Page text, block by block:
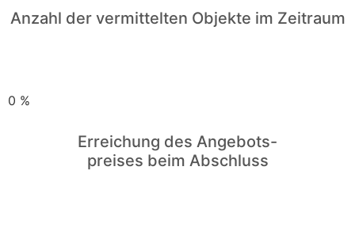
Anzahl der vermittelten Objekte im Zeitraum
0 %
Erreichung des Angebots-
preises beim Abschluss